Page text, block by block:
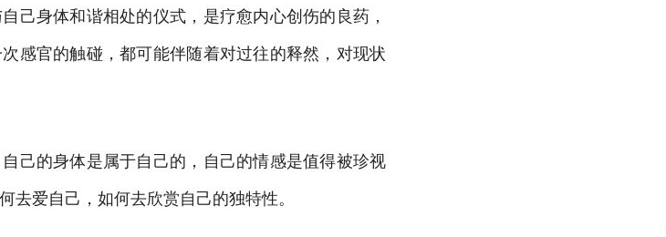
己身体和谐相处的仪式，是疗愈内心创伤的良药，
感官的触碰，都可能伴随着对过往的释然，对现状
己的身体是属于自己的，自己的情感是值得被珍视
去爱自己，如何去欣赏自己的独特性。